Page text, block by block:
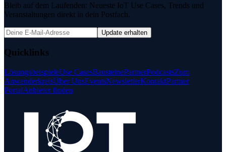
Bleib auf dem Laufenden: Neueste IoT Use Cases, Trends und
Veranstaltungen direkt in dein Postfach.
Update erhalten
Quicklinks
LösungsbeispieleUse CasesBausteinePartnerPodcastsZum
AnwenderkreisÜber UnsEventsNewsletterKontaktPartner
PortalAnbieter finden